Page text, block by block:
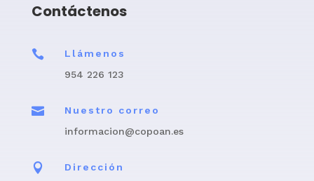
Contáctenos

Llámenos
954 226 123

Nuestro correo
informacion@copoan.es

Dirección